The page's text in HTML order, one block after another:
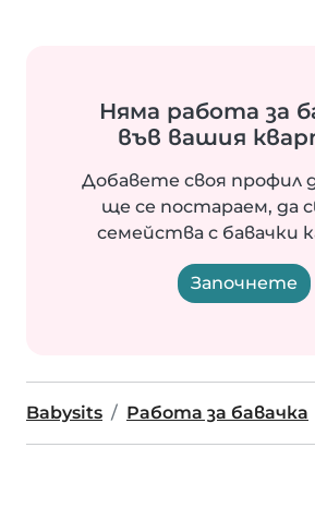
Няма работа за
във вашия
Добавете своя профил
ще се постараем, да
семейства с бавачки
Започнете
Babysits Работа за бавачка